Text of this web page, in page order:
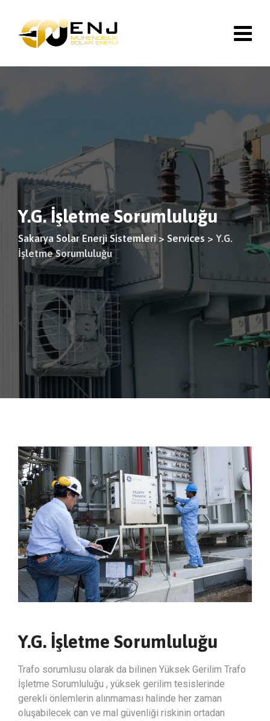
Y.G. İşletme Sorumluluğu
Sakarya Solar Enerji Sistemleri > Services > Y.G.
İşletme Sorumluluğu
Y.G. İşletme Sorumluluğu
Trafo sorumlusu olarak da bilinen Yüksek Gerilim Trafo
İşletme Sorumluluğu , yüksek gerilim tesislerinde
gerekli önlemlerin alınmaması halinde her zaman
oluşabilecek can ve mal güvenliği riskinin ortadan